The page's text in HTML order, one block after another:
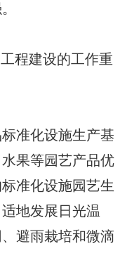
程建设的工作重
准化设施生产基
果等园艺产品优
准化设施园艺生
地发展日光温
避雨栽培和微滴